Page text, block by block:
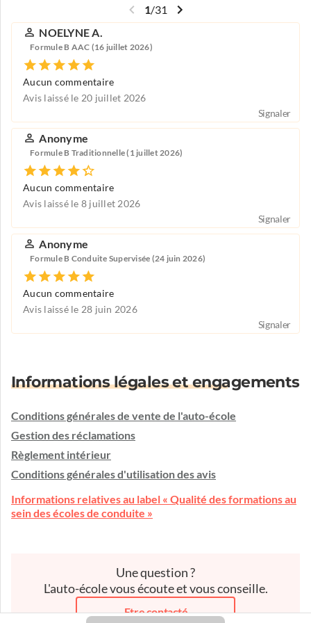
1/31
NOELYNE A.
Formule B AAC (16 juillet 2026)
Aucun commentaire
Avis laissé le 20 juillet 2026
Signaler
Anonyme
Formule B Traditionnelle (1 juillet 2026)
Aucun commentaire
Avis laissé le 8 juillet 2026
Signaler
Anonyme
Formule B Conduite Supervisée (24 juin 2026)
Aucun commentaire
Avis laissé le 28 juin 2026
Signaler
Informations légales et engagements
Conditions générales de vente de l'auto-école
Gestion des réclamations
Règlement intérieur
Conditions générales d'utilisation des avis
Informations relatives au label « Qualité des formations au
sein des écoles de conduite »
Une question ?
L'auto-école vous écoute et vous conseille.
Etre contacté